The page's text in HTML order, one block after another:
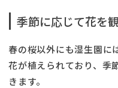
季節に応じて花を
春の桜以外にも湿生園に
花が植えられており、季
きます。